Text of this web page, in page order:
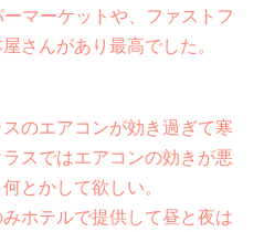
マーケットや、ファストフ
さんがあり最高でした。
のエアコンが効き過ぎて寒
スではエアコンの効きが悪
とかして欲しい。
ホテルで提供して昼と夜は